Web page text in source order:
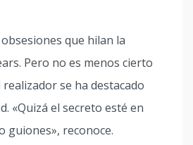
que hilan la
Pero no es menos cierto
se ha destacado
«Quizá el secreto esté en
guiones», reconoce.